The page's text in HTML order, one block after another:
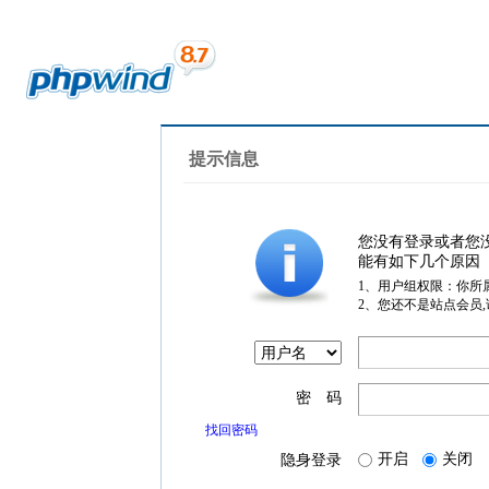
提示信息
您没有登录或者您
能有如下几个原因
1、用户组权限：你所
2、您还不是站点会员
密 码
找回密码
隐身登录 开启 关闭